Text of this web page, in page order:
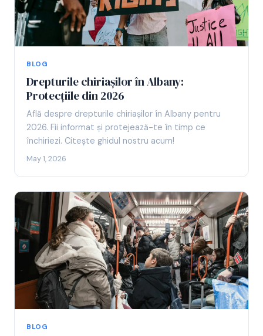
BLOG
Drepturile chiriașilor în Albany:
Protecțiile din 2026
Află despre drepturile chiriașilor în Albany pentru
2026. Fii informat și protejează-te în timp ce
închiriezi. Citește ghidul nostru acum!
May 1, 2026
BLOG